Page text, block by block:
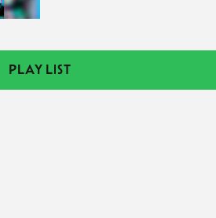
PLAY LIST